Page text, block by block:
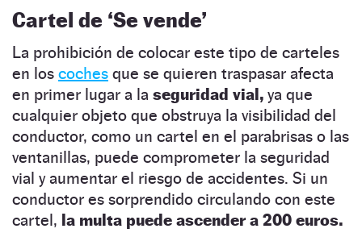
Cartel de ‘Se vende’
La prohibición de colocar este tipo de carteles
en los coches que se quieren traspasar afecta
en primer lugar a la seguridad vial, ya que
cualquier objeto que obstruya la visibilidad del
conductor, como un cartel en el parabrisas o las
ventanillas, puede comprometer la seguridad
vial y aumentar el riesgo de accidentes. Si un
conductor es sorprendido circulando con este
cartel, la multa puede ascender a 200 euros.